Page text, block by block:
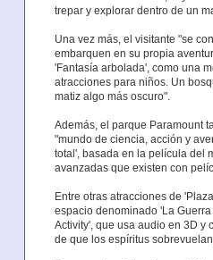
trepar y explorar dentro de un
Una vez más, el visitante "se
embarquen en su propia
'Fantasía arbolada', como una
atracciones para niños. Un
matiz algo más oscuro".
Además, el parque Paramount
"mundo de ciencia, acción y
total', basada en la película del
avanzadas que existen con
Entre otras atracciones de
espacio denominado 'La
Activity', que usa audio en 3D y
de que los espíritus